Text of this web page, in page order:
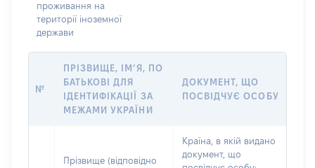
проживання на
території іноземної
держави
№
ПРІЗВИЩЕ, ІМ’Я, ПО
БАТЬКОВІ ДЛЯ
ІДЕНТИФІКАЦІЇ ЗА
МЕЖАМИ УКРАЇНИ
ДОКУМЕНТ, ЩО
ПОСВІДЧУЄ ОСОБУ
Прізвище (відповідно
Країна, в якій видано
документ, що